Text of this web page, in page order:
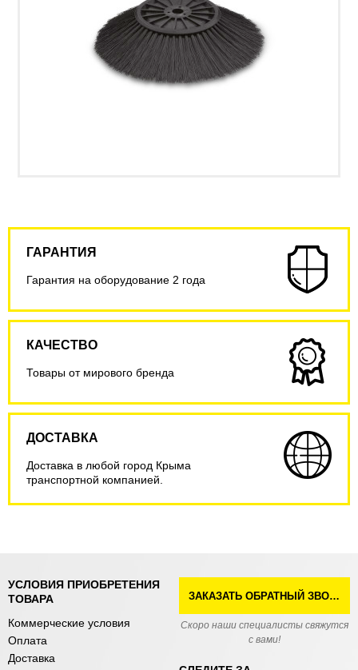
ГАРАНТИЯ
Гарантия на оборудование 2 года
КАЧЕСТВО
Товары от мирового бренда
ДОСТАВКА
Доставка в любой город Крыма
транспортной компанией.
УСЛОВИЯ ПРИОБРЕТЕНИЯ
ТОВАРА
Коммерческие условия
Оплата
Доставка
ЗАКАЗАТЬ ОБРАТНЫЙ ЗВОНОК
Скоро наши специалисты свяжутся
с вами!